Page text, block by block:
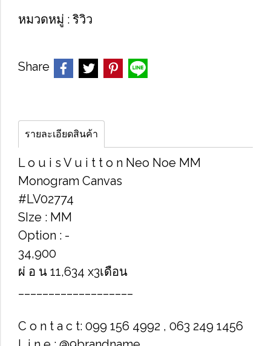
หมวดหมู่ : ริวิว
Share
รายละเอียดสินค้า
L o u i s V u i t t o n Neo Noe MM
Monogram Canvas
#LV02774
SIze : MM
Option : -
34,900
ผ่ อ น 11,634 x3เดือน
C o n t a c t: 099 156 4992 , 063 249 1456